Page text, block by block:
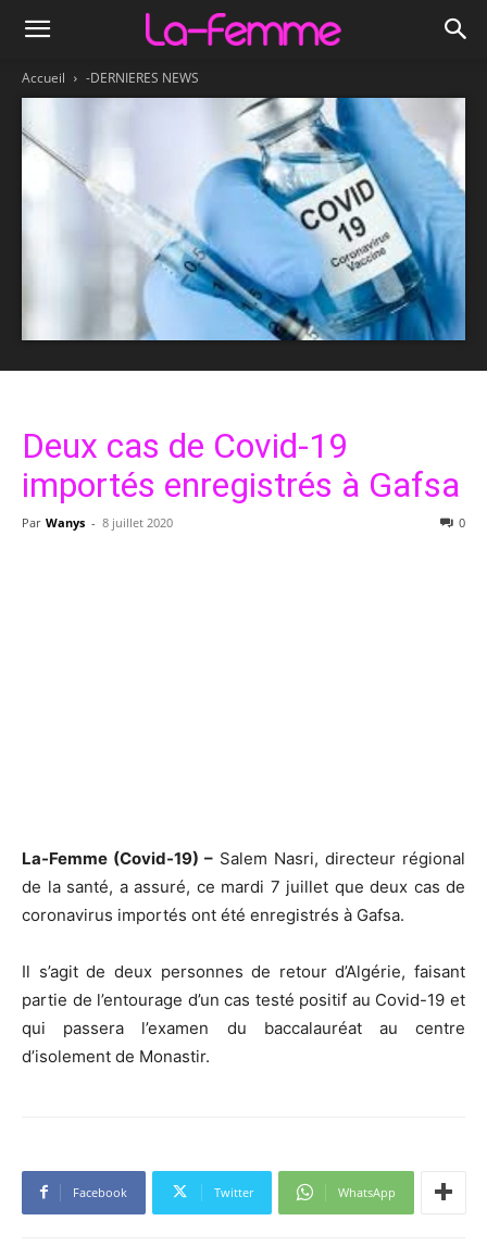
Accueil -DERNIERES NEWS
Deux cas de Covid-19
importés enregistrés à Gafsa
Par Wanys - 8 juillet 2020 0
La-Femme (Covid-19) – Salem Nasri, directeur régional
de la santé, a assuré, ce mardi 7 juillet que deux cas de
coronavirus importés ont été enregistrés à Gafsa.
Il s’agit de deux personnes de retour d’Algérie, faisant
partie de l’entourage d’un cas testé positif au Covid-19 et
qui passera l’examen du baccalauréat au centre
d’isolement de Monastir.
Facebook Twitter WhatsApp